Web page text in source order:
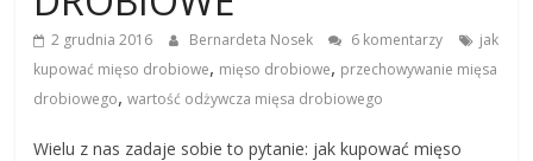
2 grudnia 2016 Bernardeta Nosek 6 komentarzy
jak
kupować mięso drobiowe, mięso drobiowe, przechowywanie mięsa
drobiowego,wartość odżywcza mięsa drobiowego
Wielu z nas zadaje sobie to pytanie: jak kupować mięso